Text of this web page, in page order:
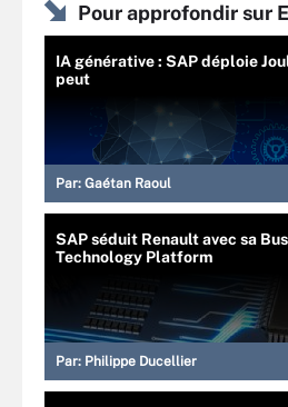
Pour approfondir sur
IA générative : SAP déploie
peut
Par: Gaétan Raoul
SAP séduit Renault avec sa
Technology Platform
Par: Philippe Ducellier